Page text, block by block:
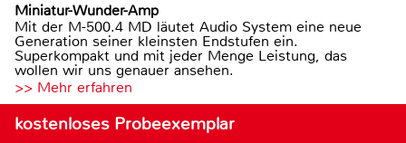
Miniatur-Wunder-Amp
Mit der M-500.4 MD läutet Audio System eine neue
Generation seiner kleinsten Endstufen ein.
Superkompakt und mit jeder Menge Leistung, das
wollen wir uns genauer ansehen.
>> Mehr erfahren
kostenloses Probeexemplar